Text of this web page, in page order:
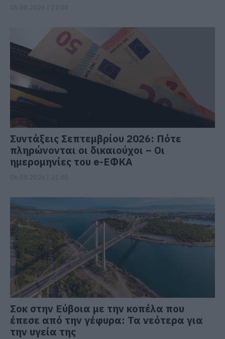
Συντάξεις Σεπτεμβρίου 2026: Πότε
πληρώνονται οι δικαιούχοι – Οι
ημερομηνίες του e-ΕΦΚΑ
Σοκ στην Εύβοια με την κοπέλα που
έπεσε από την γέφυρα: Τα νεότερα για
την υγεία της